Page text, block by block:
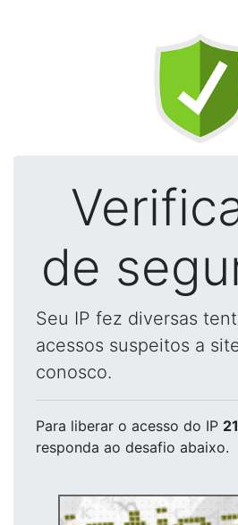
de
Seu IP fez diversas
acessos suspeitos a
conosco.
Para liberar o acesso do IP
responda ao desafio abaixo.